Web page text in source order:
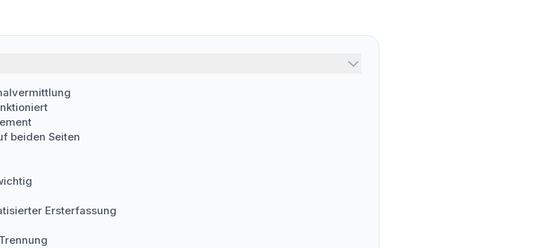
beiden Seiten
Ersterfassung